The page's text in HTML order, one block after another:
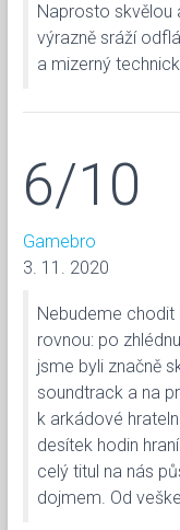
Naprosto skvělou
výrazně sráží
a mizerný
6/10
Gamebro
3. 11. 2020
Nebudeme
rovnou: po
jsme byli značně
soundtrack a na
k arkádové
desítek hodin
celý titul na nás
dojmem. Od